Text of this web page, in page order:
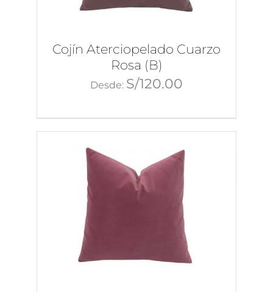
Cojín Aterciopelado Cuarzo
Rosa (B)
Desde: S/120.00